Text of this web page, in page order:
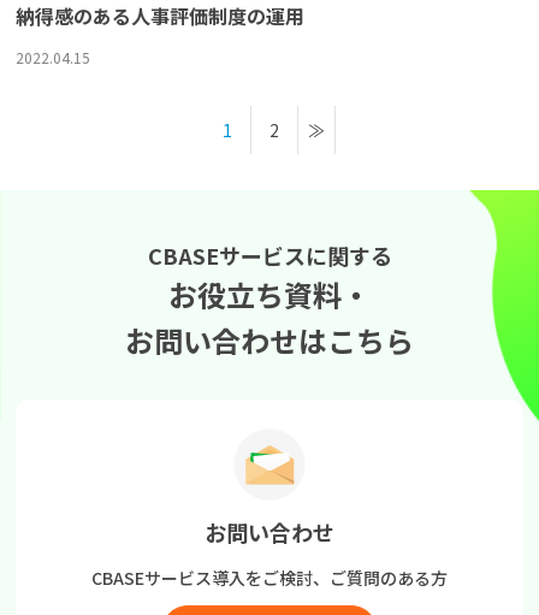
納得感のある人事評価制度の運用
2022.04.15
1 2
CBASEサービスに関する
お役立ち資料・
お問い合わせはこちら
お問い合わせ
CBASEサービス導入をご検討、 ご質問のある方